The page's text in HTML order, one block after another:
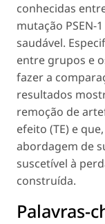
conhecidas
mutação PSEN-
saudável.
entre grupos e
fazer a
resultados
remoção de
efeito (TE) e
abordagem de
suscetível à
construída.
Palavras-